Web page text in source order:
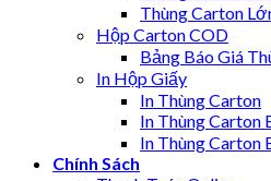
Thùng Carton
Hộp Carton COD
Bảng Báo Giá
In Hộp Giấy
In Thùng Carton
In Thùng Carton
In Thùng Carton
Chính Sách